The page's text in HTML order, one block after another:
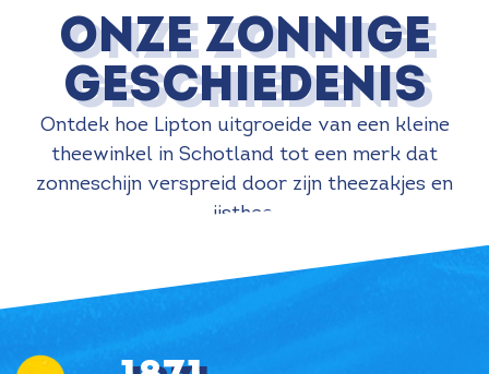
Onze zonnige
geschiedenis
Ontdek hoe Lipton uitgroeide van een kleine
theewinkel in Schotland tot een merk dat
zonneschijn verspreid door zijn theezakjes en
ijsthee.